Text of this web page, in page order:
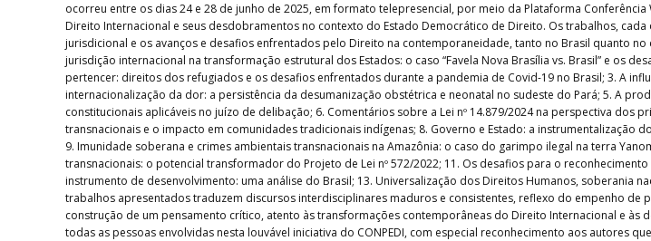
ocorreu entre os dias 24 e 28 de junho de 2025, em formato telepresencial, por meio da Plataforma
Direito Internacional e seus desdobramentos no contexto do Estado Democrático de Direito. Os trabalhos,
jurisdicional e os avanços e desafios enfrentados pelo Direito na contemporaneidade, tanto no Brasil quanto
jurisdição internacional na transformação estrutural dos Estados: o caso “Favela Nova Brasília vs. Brasil” e os
pertencer: direitos dos refugiados e os desafios enfrentados durante a pandemia de Covid-19 no Brasil; 3. A
internacionalização da dor: a persistência da desumanização obstétrica e neonatal no sudeste do Pará; 5. A
constitucionais aplicáveis no juízo de delibação; 6. Comentários sobre a Lei nº 14.879/2024 na perspectiva
transnacionais e o impacto em comunidades tradicionais indígenas; 8. Governo e Estado: a instrumentalização
9. Imunidade soberana e crimes ambientais transnacionais na Amazônia: o caso do garimpo ilegal na terra
transnacionais: o potencial transformador do Projeto de Lei nº 572/2022; 11. Os desafios para o
instrumento de desenvolvimento: uma análise do Brasil; 13. Universalização dos Direitos Humanos, soberania
trabalhos apresentados traduzem discursos interdisciplinares maduros e consistentes, reflexo do empenho
construção de um pensamento crítico, atento às transformações contemporâneas do Direito Internacional e
todas as pessoas envolvidas nesta louvável iniciativa do CONPEDI, com especial reconhecimento aos autores